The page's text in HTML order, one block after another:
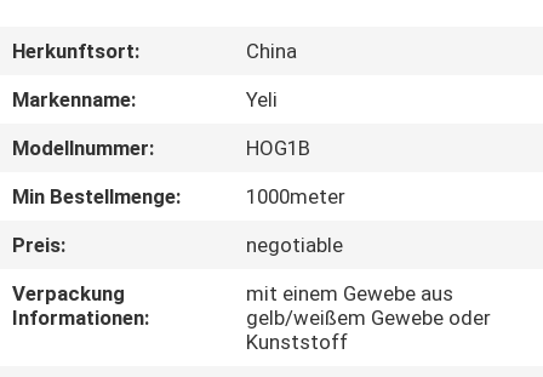
ÜBER
UNS
FABRIK-
AUSFLUG
QUALITÄTSKONTROLLE
Developed
Herkunftsort:
China
Markenname:
Yeli
Modellnummer:
HOG1B
Min Bestellmenge:
1000meter
Preis:
negotiable
Verpackung
Informationen:
mit einem Gewebe aus
gelb/weißem Gewebe oder
Kunststoff